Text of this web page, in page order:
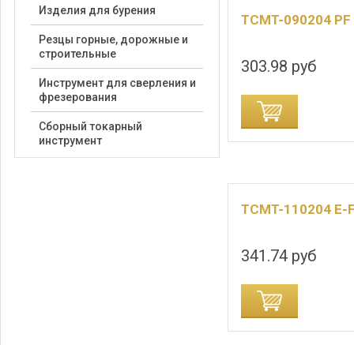
Изделия для бурения
Резцы горные, дорожные и
строительные
Инструмент для сверления и
фрезерования
Сборный токарный
инструмент
TCMT-090204
303.98 руб
ДОБАВИТЬ В КОРЗИНУ
ДОБАВИТЬ
TCMT-110204 E-
341.74 руб
ДОБАВИТЬ